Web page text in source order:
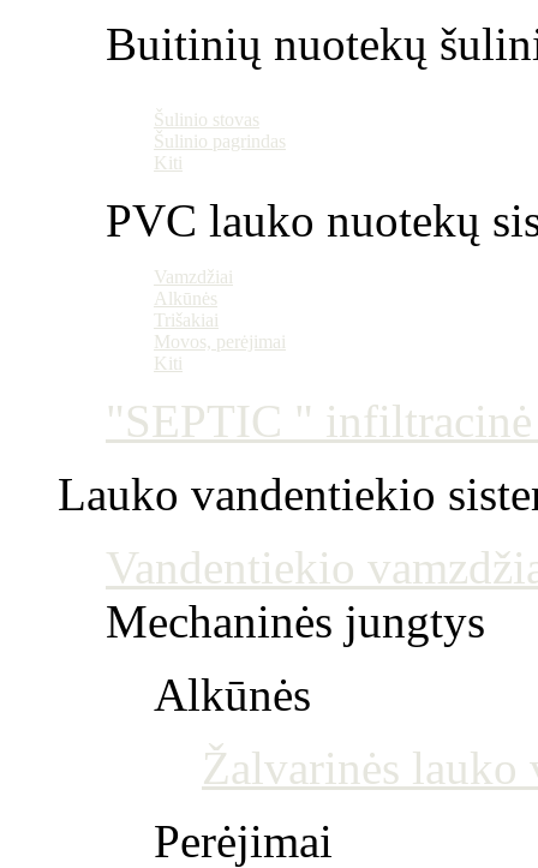
Buitinių nuotekų
Šulinio stovas
Šulinio pagrindas
Kiti
PVC lauko nuotekų
Vamzdžiai
Alkūnės
Trišakiai
Movos, perėjimai
Kiti
"SEPTIC "
Lauko vandentiekio
Vandentiekio
Mechaninės jungtys
Alkūnės
Žalvarinės lauko
Perėjimai